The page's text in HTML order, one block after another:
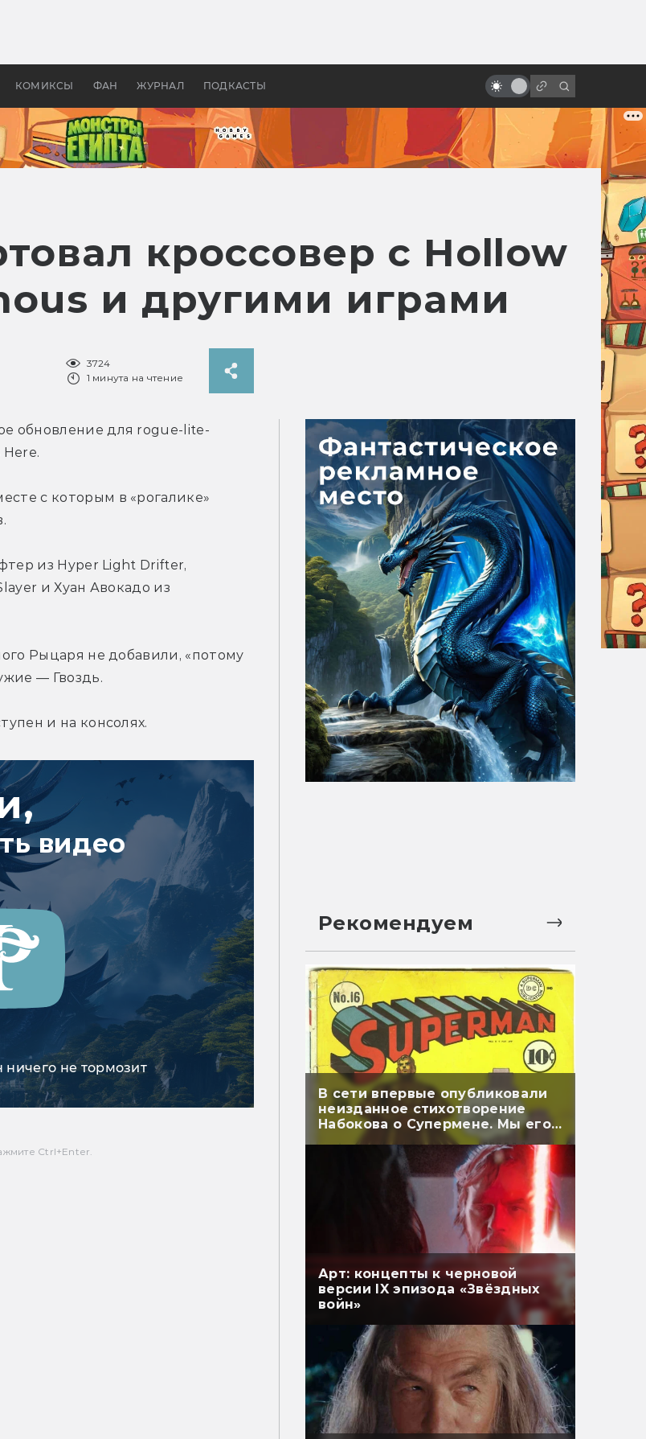
КОМИКСЫ ФАН ЖУРНАЛ ПОДКАСТЫ
—
бы «Властелина колец»
фантастов
кроссовер с Hollow
и другими играми
3724
1 минута на чтение
обновление для rogue-lite-
с которым в «рогалике»
из Hyper Light Drifter,
и Хуан Авокадо из
Рыцаря не добавили, «потому
— Гвоздь.
и на консолях.
видео
ничего не тормозит
Ctrl+Enter.
Рекомендуем
В сети впервые опубликовали
неизданное стихотворение
Набокова о Супермене. Мы его
перевели
Арт: концепты к черновой
версии IX эпизода «Звёздных
войн»